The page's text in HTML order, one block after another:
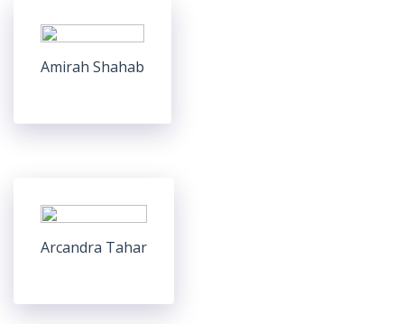
Amirah Shahab
Arcandra Tahar